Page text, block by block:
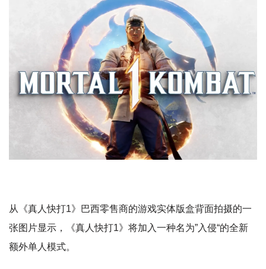
从《真人快打1》巴西零售商的游戏实体版盒背面拍摄的一
张图片显示，《真人快打1》将加入一种名为”入侵“的全新
额外单人模式。